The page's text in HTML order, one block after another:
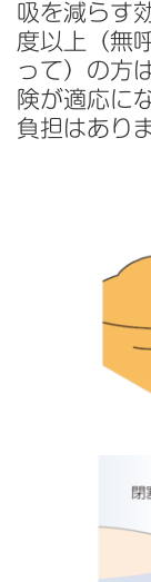
吸を減らす
度以上（無
って）の方
険が適応に
負担はあり